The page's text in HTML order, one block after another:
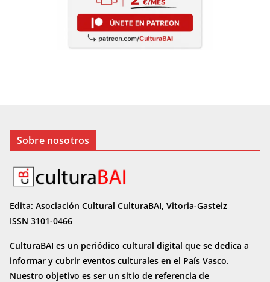
Sobre nosotros
Edita: Asociación Cultural CulturaBAI, Vitoria-Gasteiz
ISSN 3101-0466
CulturaBAI es un periódico cultural digital que se dedica a
informar y cubrir eventos culturales en el País Vasco.
Nuestro objetivo es ser un sitio de referencia de